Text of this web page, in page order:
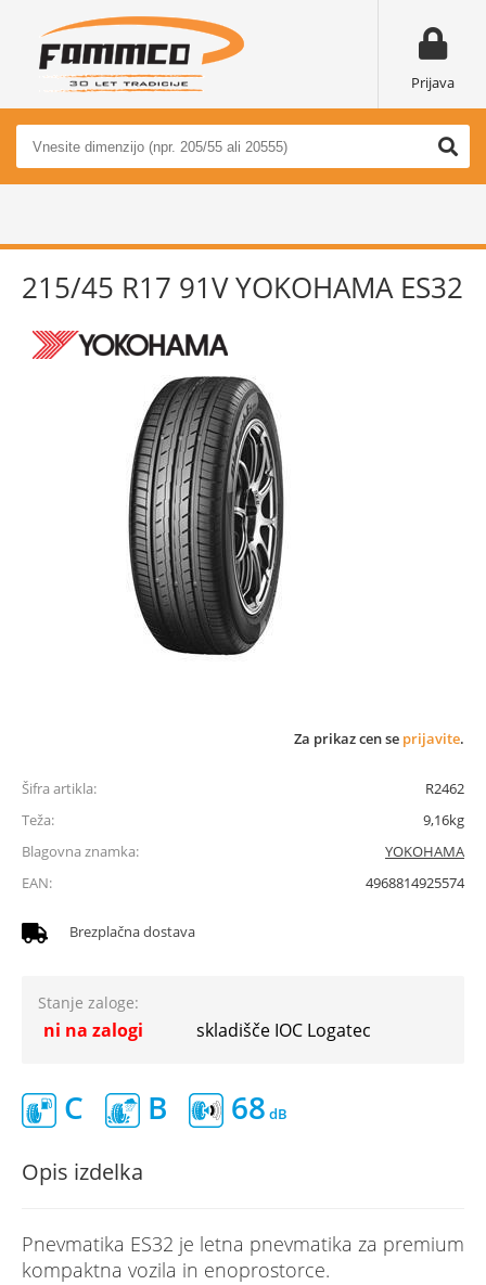
Prijava
215/45 R17 91V YOKOHAMA ES32
Za prikaz cen se prijavite.
Šifra artikla:
R2462
Teža:
9,16kg
Blagovna znamka:
YOKOHAMA
EAN:
4968814925574
Brezplačna dostava
Stanje zaloge:
ni na zalogi skladišče IOC Logatec
C B 68
Opis izdelka
Pnevmatika ES32 je letna pnevmatika za premium
kompaktna vozila in enoprostorce.